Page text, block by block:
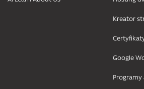
Kreator
Certyfikaty
Google